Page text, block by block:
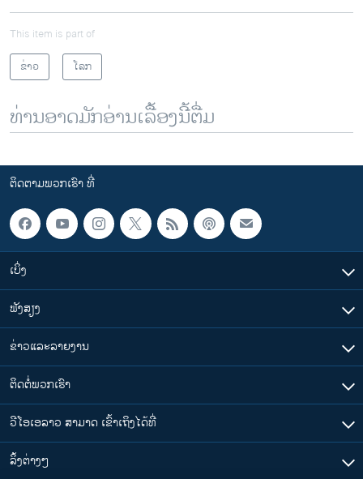
This item is part of
ຂ່າວ
ໂລກ
ທ່ານອາດມັກອ່ານເລື້ອງນີ້ຕື່ມ
ຕິດຕາມພວກເຮົາ ທີ່
ເບິ່ງ
ຟັງສຽງ
ຂ່າວແລະລາຍງານ
ຕິດຕໍ່ພວກເຮົາ
ວີໂອເອລາວ ສາມາດ ເຂົ້າເຖິງໄດ້ທີ່
​ລິ້ງ​ຕ່າງໆ